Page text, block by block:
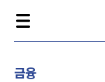
금융